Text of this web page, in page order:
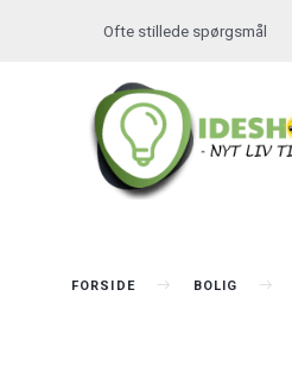
Ofte stillede spørgsmål
FORSIDE BOLIG